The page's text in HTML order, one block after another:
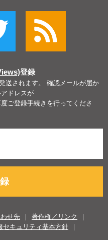
登録
送されます。 確認メールが届か
ドレスが
ご登録手続きを行ってくださ
せ先
著作権／リンク
セキュリティ基本方針